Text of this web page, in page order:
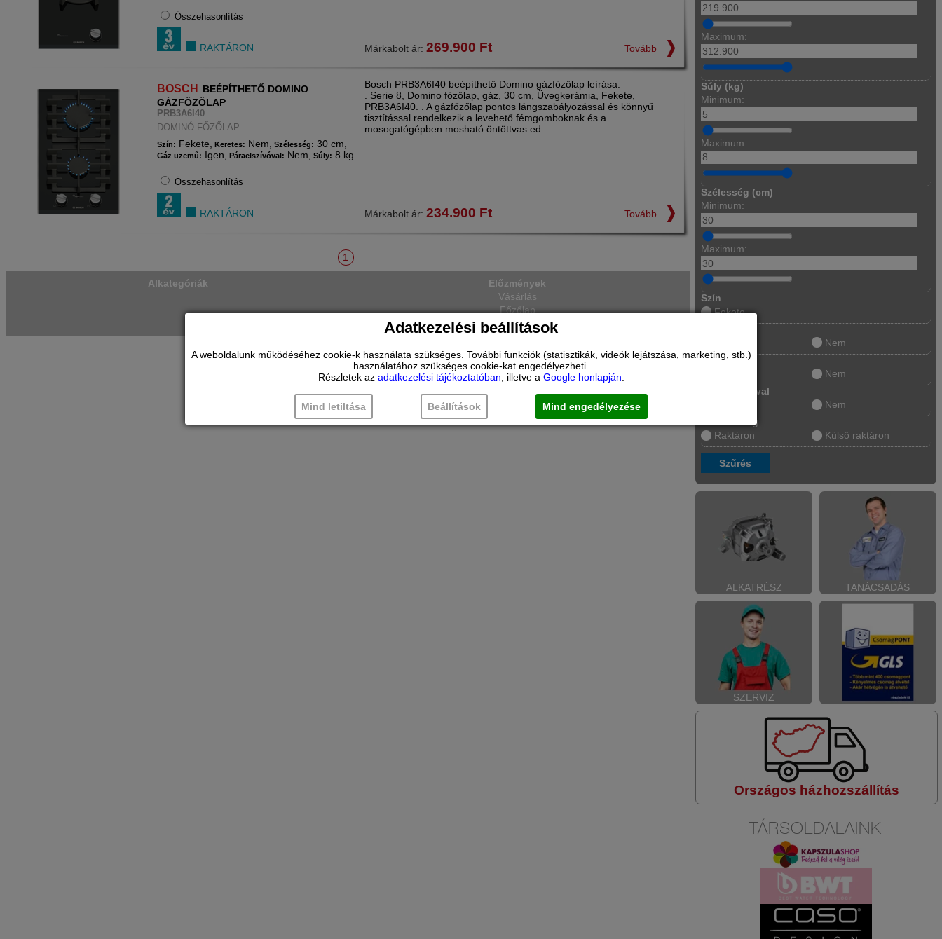
Összehasonlítás
RAKTÁRON Márkabolt ár: 269.900 Ft Tovább
BOSCH
BEÉPÍTHETŐ DOMINO
GÁZFŐZŐLAP
PRB3A6I40
DOMINÓ FŐZŐLAP
Szín: Fekete, Keretes: Nem, Szélesség: 30 cm,
Gáz üzemű: Igen, Páraelszívóval: Nem, Súly: 8 kg
Összehasonlítás
RAKTÁRON
Bosch PRB3A6I40 beépíthető Domino gázfőzőlap leírása:
. Serie 8, Domino főzőlap, gáz, 30 cm, Üvegkerámia, Fekete,
PRB3A6I40. . A gázfőzőlap pontos lángszabályozással és könnyű
tisztítással rendelkezik a levehető fémgomboknak és a
mosogatógépben mosható öntöttvas ed
Márkabolt ár: 234.900 Ft Tovább
1
Alkategóriák
Előzmények
Vásárlás
Főzőlap
Dominó főzőlap
Maximum:
Súly (kg)
Minimum:
Maximum:
Szélesség (cm)
Minimum:
Maximum:
Szín
Fekete
Nem
Keretes
Nem
Páraelszívóval
Nem
Elérhetőség
Raktáron
Külső raktáron
ALKATRÉSZ TANÁCSADÁS
SZERVIZ
Országos házhozszállítás
TÁRSOLDALAINK
Adatkezelési beállítások
A weboldalunk működéséhez cookie-k használata szükséges. További funkciók (statisztikák, videók lejátszása, marketing, stb.)
használatához szükséges cookie-kat engedélyezheti.
Részletek az adatkezelési tájékoztatóban, illetve a Google honlapján.
Mind letiltása Beállítások Mind engedélyezése